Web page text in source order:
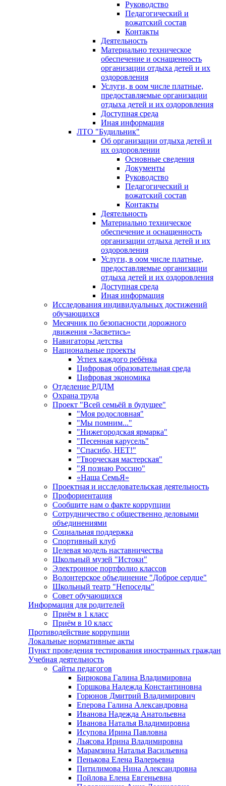
Руководство
Педагогический и
вожатский состав
Контакты
Деятельность
Материально техническое
обеспечение и оснащенность
организации отдыха детей и их
оздоровления
Услуги, в оом числе платные,
предоставляемые организации
отдыха детей и их оздоровления
Доступная среда
Иная информация
ЛТО "Будильник"
Об организации отдыха детей и
их оздоровлении
Основные сведения
Документы
Руководство
Педагогический и
вожатский состав
Контакты
Деятельность
Материально техническое
обеспечение и оснащенность
организации отдыха детей и их
оздоровления
Услуги, в оом числе платные,
предоставляемые организации
отдыха детей и их оздоровления
Доступная среда
Иная информация
Исследования индивидуальных достижений
обучающихся
Месячник по безопасности дорожного
движения «Засветись»
Навигаторы детства
Национальные проекты
Успех каждого ребёнка
Цифровая образовательная среда
Цифровая экономика
Отделение РДДМ
Охрана труда
Проект "Всей семьёй в будущее"
"Моя родословная"
"Мы помним..."
"Нижегородская ярмарка"
"Песенная карусель"
"Спасибо, НЕТ!"
"Творческая мастерская"
"Я познаю Россию"
«Наша СемьЯ»
Проектная и исследовательская деятельность
Профориентация
Сообщите нам о факте коррупции
Сотрудничество с общественно деловыми
объединениями
Социальная поддержка
Спортивный клуб
Целевая модель наставничества
Школьный музей "Истоки"
Электронное портфолио классов
Волонтерское объединение "Доброе сердце"
Школьный театр "Непоседы"
Совет обучающихся
Информация для родителей
Приём в 1 класс
Приём в 10 класс
Противодействие коррупции
Локальные нормативные акты
Пункт проведения тестирования иностранных граждан
Учебная деятельность
Сайты педагогов
Бирюкова Галина Владимировна
Горшкова Надежда Константиновна
Горюнов Дмитрий Владимирович
Еперова Галина Александровна
Иванова Надежда Анатольевна
Иванова Наталья Владимировна
Исупова Ирина Павловна
Льясова Ирина Владимировна
Марамзина Наталья Васильевна
Пенькова Елена Валерьевна
Питилимова Нина Александровна
Пойлова Елена Евгеньевна